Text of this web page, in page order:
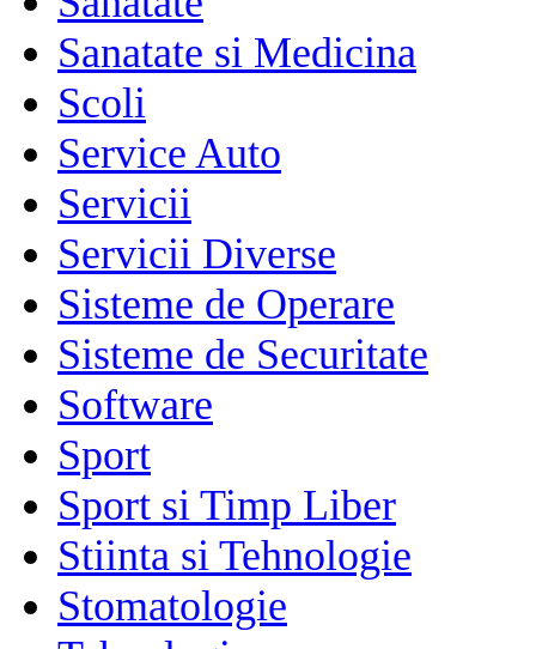
Sanatate si Medicina
Scoli
Service Auto
Servicii
Servicii Diverse
Sisteme de Operare
Sisteme de Securitate
Software
Sport
Sport si Timp Liber
Stiinta si Tehnologie
Stomatologie